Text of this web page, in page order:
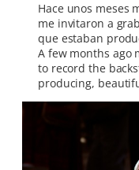
Hace unos meses
me invitaron a
que estaban
A few months ago
to record the
producing,